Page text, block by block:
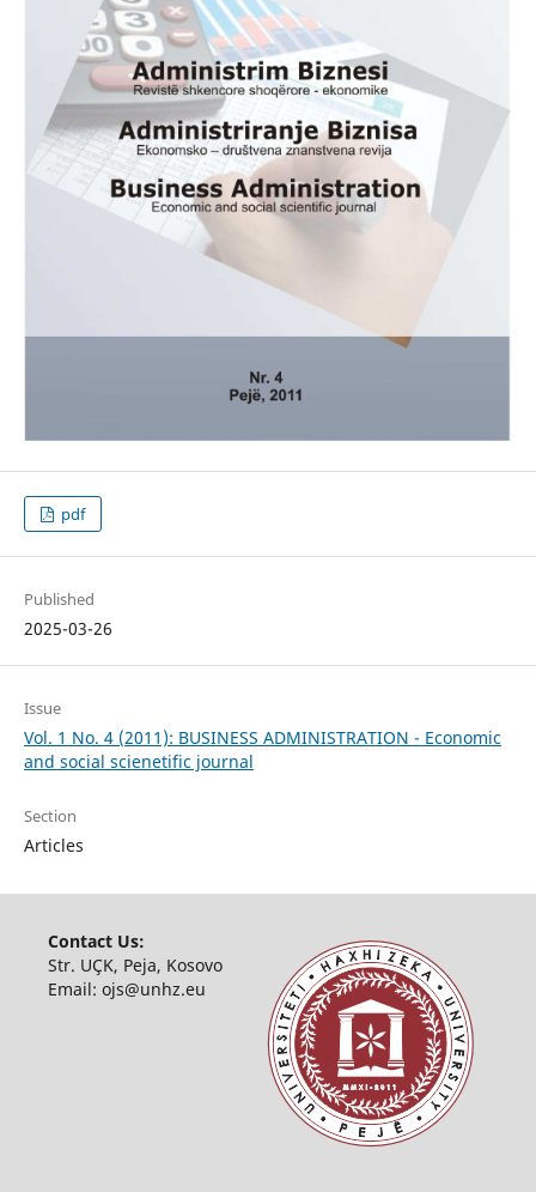
pdf
Published
2025-03-26
Issue
Vol. 1 No. 4 (2011): BUSINESS ADMINISTRATION - Economic
and social scienetific journal
Section
Articles
Contact Us:
Str. UÇK, Peja, Kosovo
Email: ojs@unhz.eu